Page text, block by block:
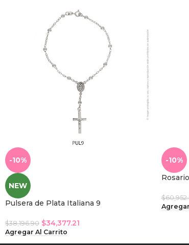
-10%
NEW
Pulsera de Plata Italiana 9
$38,196.90 $34,377.21
Agregar Al Carrito
-10%
$